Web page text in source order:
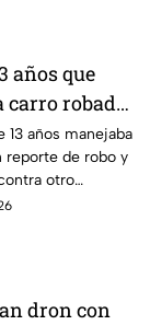
años que
carro robado
hay un
de
13 años manejaba
reporte de robo y
otro
Estados
dron con